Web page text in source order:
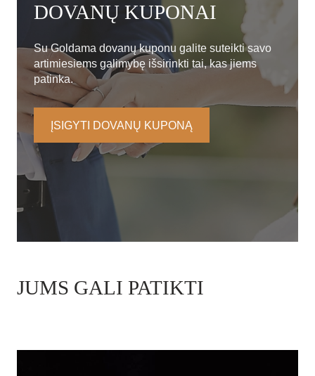
DOVANŲ KUPONAI
Su Goldama dovanų kuponu galite suteikti savo
artimiesiems galimybę išsirinkti tai, kas jiems
patinka.
ĮSIGYTI DOVANŲ KUPONĄ
JUMS GALI PATIKTI